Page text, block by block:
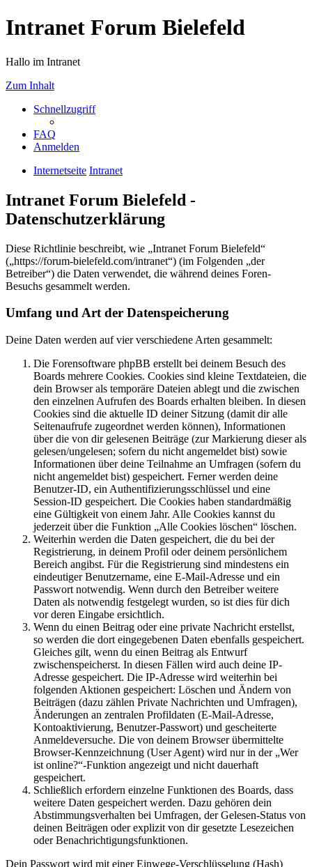
Intranet Forum Bielefeld
Hallo im Intranet
Zum Inhalt
Schnellzugriff
FAQ
Anmelden
Internetseite Intranet
Intranet Forum Bielefeld -
Datenschutzerklärung
Diese Richtlinie beschreibt, wie „Intranet Forum Bielefeld“
(„https://forum-bielefeld.com/intranet“) (im Folgenden „der
Betreiber“) die Daten verwendet, die während deines Foren-
Besuchs gesammelt werden.
Umfang und Art der Datenspeicherung
Deine Daten werden auf vier verschiedene Arten gesammelt:
Die Forensoftware phpBB erstellt bei deinem Besuch des
Boards mehrere Cookies. Cookies sind kleine Textdateien, die
dein Browser als temporäre Dateien ablegt und die zwischen
den einzelnen Aufrufen des Boards erhalten bleiben. In diesen
Cookies sind die aktuelle ID deiner Sitzung (damit dir alle
Seitenaufrufe zugeordnet werden können), Informationen
über die von dir gelesenen Beiträge (zur Markierung dieser als
gelesen/ungelesen; sofern du nicht angemeldet bist) sowie
Informationen über deine Teilnahme an Umfragen (sofern du
nicht angemeldet bist) gespeichert. Ferner werden deine
Benutzer-ID, ein Authentifizierungsschlüssel und eine
Session-ID gespeichert. Die Cookies haben standardmäßig
eine Gültigkeit von einem Jahr. Alle Cookies kannst du
jederzeit über die Funktion „Alle Cookies löschen“ löschen.
Weiterhin werden die Daten gespeichert, die du bei der
Registrierung, in deinem Profil oder deinem persönlichem
Bereich angibst. Für die Registrierung sind mindestens ein
eindeutiger Benutzername, eine E-Mail-Adresse und ein
Passwort notwendig. Wenn durch den Betreiber weitere
Daten als notwendig festgelegt wurden, so ist dies für dich
vor deren Eingabe ersichtlich.
Wenn du einen Beitrag oder eine private Nachricht erstellst,
so werden die dort eingegebenen Daten ebenfalls gespeichert.
Gleiches gilt, wenn du einen Beitrag als Entwurf
zwischenspeicherst. In diesen Fällen wird auch deine IP-
Adresse gespeichert. Die IP-Adresse wird weiterhin bei
folgenden Aktionen gespeichert: Löschen und Ändern von
Beiträgen (dazu zählen Private Nachrichten und Umfragen),
Änderungen an zentralen Profildaten (E-Mail-Adresse,
Kontoaktivierung, Benutzer-Passwort) und gescheiterte
Anmeldeversuche. Die von deinem Browser übermittelte
Browser-Kennzeichnung (User Agent) wird nur in der „Wer
ist online?“-Funktion angezeigt und nicht dauerhaft
gespeichert.
Schließlich erfordern einzelne Funktionen des Boards, dass
weitere Daten gespeichert werden. Dazu gehören dein
Abstimmungsverhalten bei Umfragen, der Gelesen-Status von
deinen Beiträgen oder explizit von dir gesetzte Lesezeichen
oder Benachrichtigungsfunktionen.
Dein Passwort wird mit einer Einwege-Verschlüsselung (Hash)